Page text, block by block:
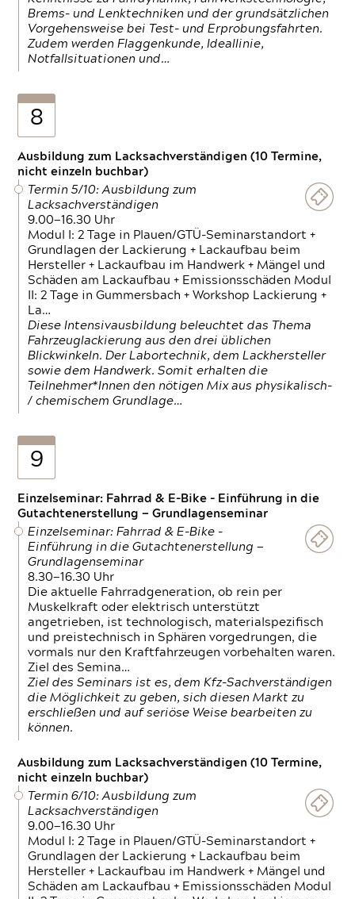
Brems- und Lenktechniken und der grundsätzlichen
Vorgehensweise bei Test- und Erprobungsfahrten.
Zudem werden Flaggenkunde, Ideallinie,
Notfallsituationen und…
8
Ausbildung zum Lacksachverständigen (10 Termine,
nicht einzeln buchbar)
Termin 5/10: Ausbildung zum
Lacksachverständigen
9.00—16.30 Uhr
Modul I: 2 Tage in Plauen/GTÜ-Seminarstandort +
Grundlagen der Lackierung + Lackaufbau beim
Hersteller + Lackaufbau im Handwerk + Mängel und
Schäden am Lackaufbau + Emissionsschäden Modul
II: 2 Tage in Gummersbach + Workshop Lackierung +
La…
Diese Intensivausbildung beleuchtet das Thema
Fahrzeuglackierung aus den drei üblichen
Blickwinkeln. Der Labortechnik, dem Lackhersteller
sowie dem Handwerk. Somit erhalten die
Teilnehmer*Innen den nötigen Mix aus physikalisch-
/ chemischem Grundlage…
9
Einzelseminar: Fahrrad & E-Bike - Einführung in die
Gutachtenerstellung — Grundlagenseminar
Einzelseminar: Fahrrad & E-Bike -
Einführung in die Gutachtenerstellung —
Grundlagenseminar
8.30—16.30 Uhr
Die aktuelle Fahrradgeneration, ob rein per
Muskelkraft oder elektrisch unterstützt
angetrieben, ist technologisch, materialspezifisch
und preistechnisch in Sphären vorgedrungen, die
vormals nur den Kraftfahrzeugen vorbehalten waren.
Ziel des Semina…
Ziel des Seminars ist es, dem Kfz-Sachverständigen
die Möglichkeit zu geben, sich diesen Markt zu
erschließen und auf seriöse Weise bearbeiten zu
können.
Ausbildung zum Lacksachverständigen (10 Termine,
nicht einzeln buchbar)
Termin 6/10: Ausbildung zum
Lacksachverständigen
9.00—16.30 Uhr
Modul I: 2 Tage in Plauen/GTÜ-Seminarstandort +
Grundlagen der Lackierung + Lackaufbau beim
Hersteller + Lackaufbau im Handwerk + Mängel und
Schäden am Lackaufbau + Emissionsschäden Modul